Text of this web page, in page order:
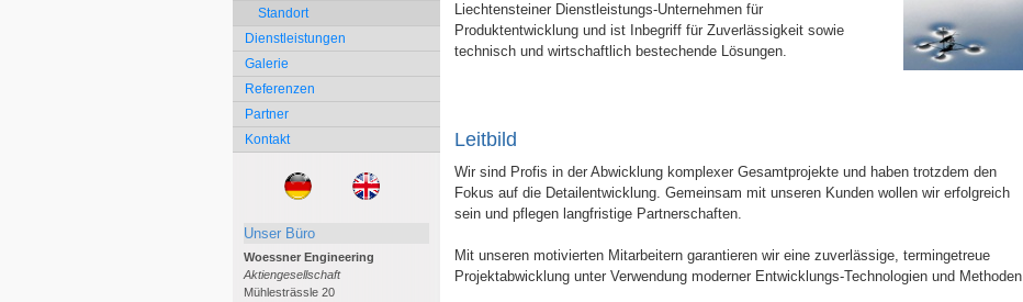
Standort
Dienstleistungen
Galerie
Referenzen
Partner
Kontakt
Unser Büro
Woessner Engineering
Aktiengesellschaft
Mühlesträssle 20
Liechtensteiner Dienstleistungs-Unternehmen für
Produktentwicklung und ist Inbegriff für Zuverlässigkeit sowie
technisch und wirtschaftlich bestechende Lösungen.
Leitbild
Wir sind Profis in der Abwicklung komplexer Gesamtprojekte und haben trotzdem den
Fokus auf die Detailentwicklung. Gemeinsam mit unseren Kunden wollen wir erfolgreich
sein und pflegen langfristige Partnerschaften.
Mit unseren motivierten Mitarbeitern garantieren wir eine zuverlässige, termingetreue
Projektabwicklung unter Verwendung moderner Entwicklungs-Technologien und Methoden.